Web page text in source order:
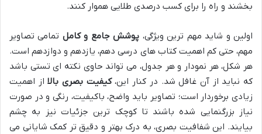
بخشند و راه را برای کسب درصدی طلایی هموار کنند.
اولین و شاید مهم ترین ویژگی، پوشش جامع و کامل تمامی تصاویر
مهم، حتی کم اهمیت کتاب های درسی دهم، یازدهم و دوازدهم است.
هر شکل، هر نمودار و هر جدول، می تواند حاوی نکته ای تستی باشد
که نباید از آن غافل شد. در کنار این،کیفیت بصری بالااز اهمیت
زیادی برخوردار است؛ تصاویر باید واضح، باکیفیت، رنگی و در صورت
نیاز بزرگنمایی شده باشند تا کوچک ترین جزئیات نیز به چشم
بیایند. این شفافیت بصری، به درک بهتر و دقیق تر کمک شایانی می